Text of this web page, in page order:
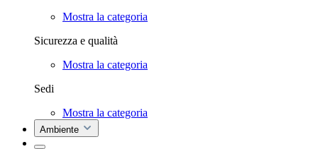
Mostra la categoria
Sicurezza e qualità
Mostra la categoria
Sedi
Mostra la categoria
Ambiente